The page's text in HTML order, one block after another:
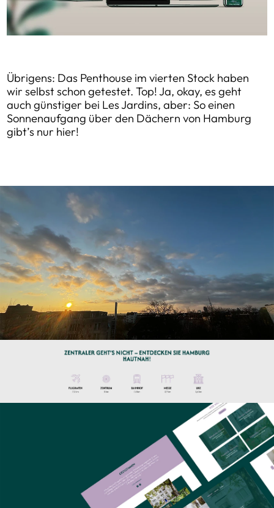
Übrigens: Das Penthouse im vierten Stock haben
wir selbst schon getestet. Top! Ja, okay, es geht
auch günstiger bei Les Jardins, aber: So einen
Sonnenaufgang über den Dächern von Hamburg
gibt’s nur hier!